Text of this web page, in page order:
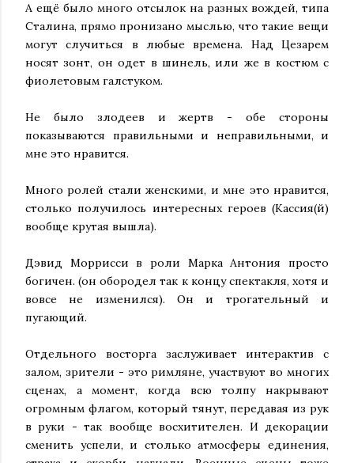
А ещё было много отсылок на разных вождей, типа
Сталина, прямо пронизано мыслью, что такие вещи
могут случиться в любые времена. Над Цезарем
носят зонт, он одет в шинель, или же в костюм с
фиолетовым галстуком.
Не было злодеев и жертв - обе стороны
показываются правильными и неправильными, и
мне это нравится.
Много ролей стали женскими, и мне это нравится,
столько получилось интересных героев (Кассия(й)
вообще крутая вышла).
Дэвид Моррисси в роли Марка Антония просто
богичен. (он обородел так к концу спектакля, хотя и
вовсе не изменился). Он и трогательный и
пугающий.
Отдельного восторга заслуживает интерактив с
залом, зрители - это римляне, участвуют во многих
сценах, а момент, когда всю толпу накрывают
огромным флагом, который тянут, передавая из рук
в руки - так вообще восхитителен. И декорации
сменить успели, и столько атмосферы единения,